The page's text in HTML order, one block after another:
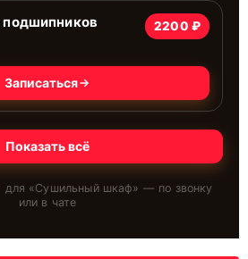
подшипников
2200 ₽
Записаться
Показать всё
для «Сушильный шкаф» — по звонку
или в чате